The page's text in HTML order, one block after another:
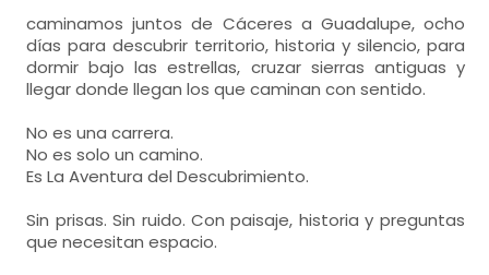
caminamos juntos de Cáceres a Guadalupe, ocho
días para descubrir territorio, historia y silencio, para
dormir bajo las estrellas, cruzar sierras antiguas y
llegar donde llegan los que caminan con sentido.
No es una carrera.
No es solo un camino.
Es La Aventura del Descubrimiento.
Sin prisas. Sin ruido. Con paisaje, historia y preguntas
que necesitan espacio.